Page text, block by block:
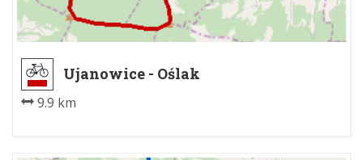
Ujanowice - Oślak
9.9 km